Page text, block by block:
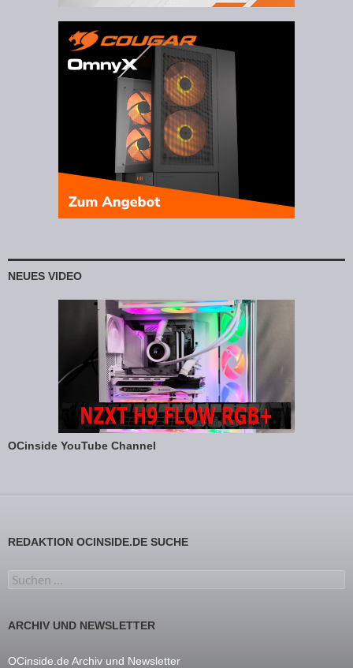
NEUES VIDEO
OCinside YouTube Channel
REDAKTION OCINSIDE.DE SUCHE
Suchen nach:
ARCHIV UND NEWSLETTER
OCinside.de Archiv und Newsletter